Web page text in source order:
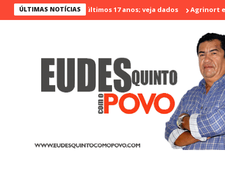
ÚLTIMAS NOTÍCIAS
violento nos últimos 17 anos; veja dados Agrinort em